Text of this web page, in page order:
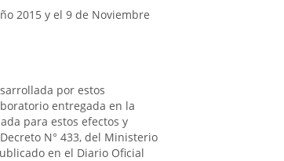
2015 y el 9 de Noviembre
por estos
entregada en la
para estos efectos y
N° 433, del Ministerio
en el Diario Oficial